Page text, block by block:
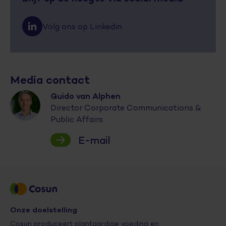
Volg ons op Linkedin
Media contact
Guido van Alphen
Director Corporate Communications &
Public Affairs
E-mail
Onze doelstelling
Cosun produceert plantaardige voeding en